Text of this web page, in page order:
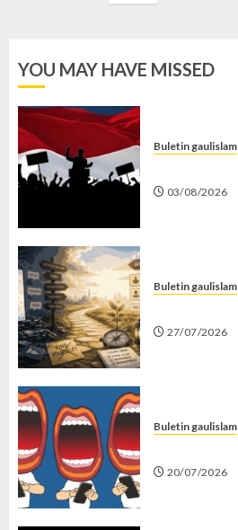
YOU MAY HAVE MISSED
Buletin gaulislam
03/08/2026
Buletin gaulislam
27/07/2026
Buletin gaulislam
20/07/2026